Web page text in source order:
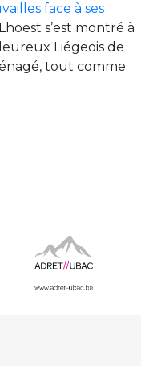
face à ses
s’est montré à
Liégeois de
tout comme